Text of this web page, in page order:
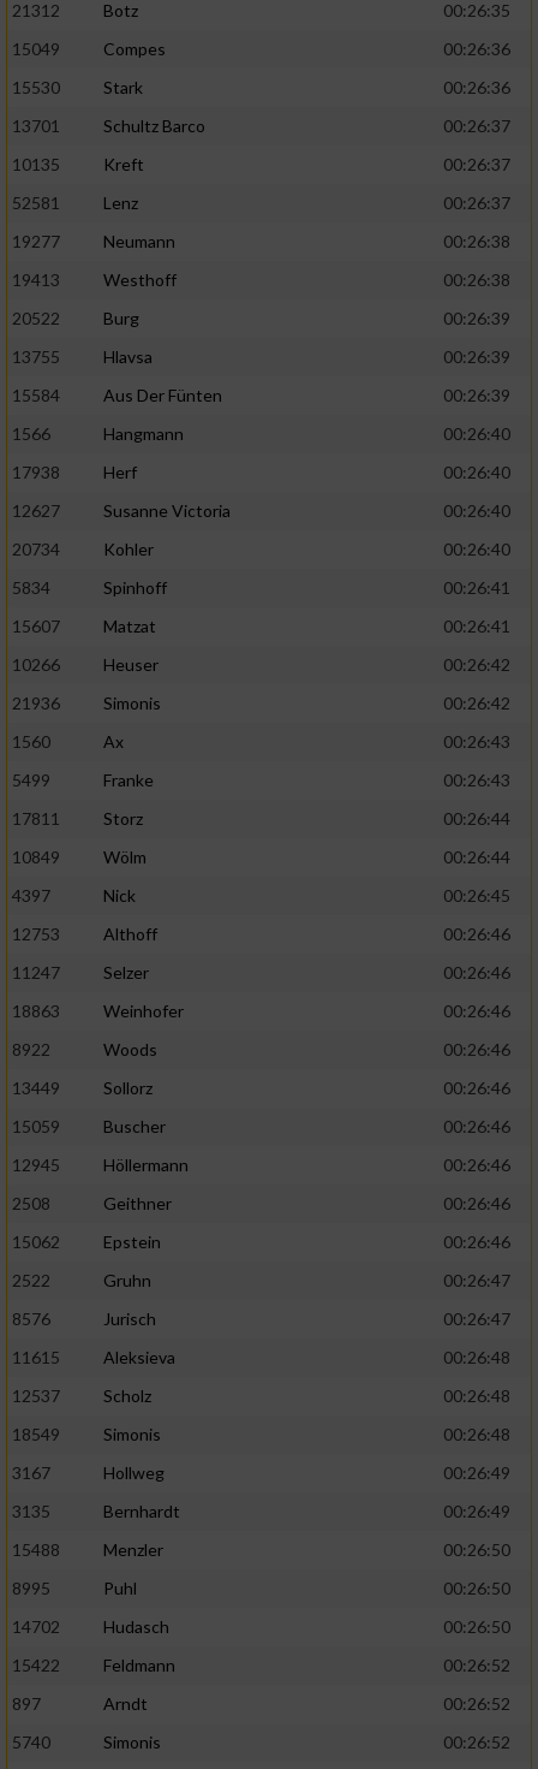
21312 Botz
00:26:35
15049
Compes
00:26:36
15530
Stark
00:26:36
13701
Schultz Barco
00:26:37
10135
Kreft
00:26:37
52581
Lenz
00:26:37
19277
Neumann
00:26:38
19413
Westhoff
00:26:38
20522
Burg
00:26:39
13755
Hlavsa
00:26:39
15584
Aus Der Fünten
00:26:39
1566
Hangmann
00:26:40
17938
Herf
00:26:40
12627
Susanne Victoria
00:26:40
20734
Kohler
00:26:40
5834
Spinhoff
00:26:41
15607
Matzat
00:26:41
10266
Heuser
00:26:42
21936
Simonis
00:26:42
1560
Ax
00:26:43
5499
Franke
00:26:43
17811
Storz
00:26:44
10849
Wölm
00:26:44
4397
Nick
00:26:45
12753
Althoff
00:26:46
11247
Selzer
00:26:46
18863
Weinhofer
00:26:46
8922
Woods
00:26:46
13449
Sollorz
00:26:46
15059
Buscher
00:26:46
12945
Höllermann
00:26:46
2508
Geithner
00:26:46
15062
Epstein
00:26:46
2522
Gruhn
00:26:47
8576
Jurisch
00:26:47
11615
Aleksieva
00:26:48
12537
Scholz
00:26:48
18549
Simonis
00:26:48
3167
Hollweg
00:26:49
3135
Bernhardt
00:26:49
15488
Menzler
00:26:50
8995
Puhl
00:26:50
14702
Hudasch
00:26:50
15422
Feldmann
00:26:52
897
Arndt
00:26:52
5740
Simonis
00:26:52